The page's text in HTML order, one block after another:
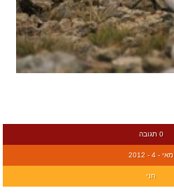
0 תגובה
מאי - 4 - 2012
חני